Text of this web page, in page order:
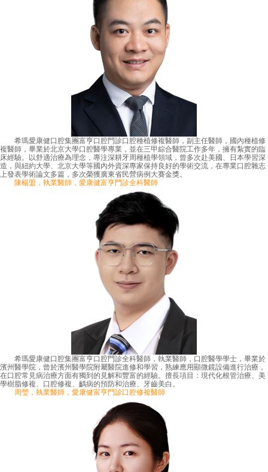
希瑪愛康健口腔集團富亨口腔門診口腔種植修複醫師，副主任醫師，國內種植修
複醫師，畢業於北京大學口腔醫學專業，並在三甲綜合醫院工作多年，擁有紮實的臨
床經驗。以舒適治療為理念，專注深耕牙周種植學領域，曾多次赴美國、日本學習深
造，與紐約大學、北京大學等國內外資深專家保持良好的學術交流，在專業口腔雜志
上發表學術論文多篇，多次榮獲廣東省民營病例大賽金獎。
陳楊盟，執業醫師，愛康健富亨門診全科醫師
希瑪愛康健口腔集團富亨口腔門診全科醫師，執業醫師，口腔醫學學士，畢業於
濱州醫學院，曾於濱州醫學院附屬醫院進修和學習，熟練應用顯微鏡設備進行治療，
在口腔常見病治療方面有獨到的見解和豐富的經驗。擅長項目：現代化根管治療、美
學樹脂修複、口腔修複、齲病的預防和治療、牙齒美白。
周瑩，執業醫師，愛康健富亨門診口腔修複醫師